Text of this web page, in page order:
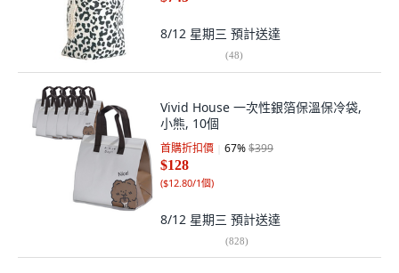
8/12 星期三 預計送達
(48)
Vivid House 一次性銀箔保溫保冷袋,
小熊, 10個
首購折扣價 67%$399
$128
($12.80/1個)
8/12 星期三 預計送達
(828)